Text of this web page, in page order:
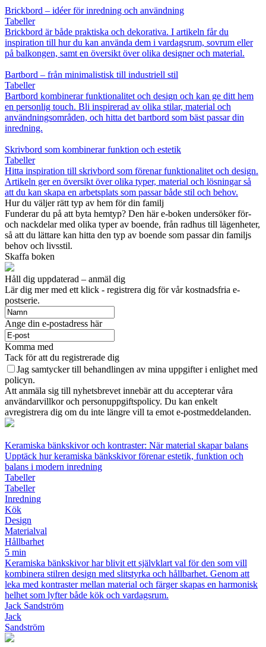
Brickbord – idéer för inredning och användning
Tabeller
Brickbord är både praktiska och dekorativa. I artikeln får du
inspiration till hur du kan använda dem i vardagsrum, sovrum eller
på balkongen, samt en översikt över olika designer och material.
Bartbord – från minimalistisk till industriell stil
Tabeller
Bartbord kombinerar funktionalitet och design och kan ge ditt hem
en personlig touch. Bli inspirerad av olika stilar, material och
användningsområden, och hitta det bartbord som bäst passar din
inredning.
Skrivbord som kombinerar funktion och estetik
Tabeller
Hitta inspiration till skrivbord som förenar funktionalitet och design.
Artikeln ger en översikt över olika typer, material och lösningar så
att du kan skapa en arbetsplats som passar både stil och behov.
Hur du väljer rätt typ av hem för din familj
Funderar du på att byta hemtyp? Den här e-boken undersöker för-
och nackdelar med olika typer av boende, från radhus till lägenheter,
så att du lättare kan hitta den typ av boende som passar din familjs
behov och livsstil.
Skaffa boken
Håll dig uppdaterad – anmäl dig
Lär dig mer med ett klick - registrera dig för vår kostnadsfria e-
postserie.
Ange din e-postadress här
Komma med
Tack för att du registrerade dig
Jag samtycker till behandlingen av mina uppgifter i enlighet med
policyn.
Att anmäla sig till nyhetsbrevet innebär att du accepterar våra
användarvillkor och personuppgiftspolicy. Du kan enkelt
avregistrera dig om du inte längre vill ta emot e-postmeddelanden.
Keramiska bänkskivor och kontraster: När material skapar balans
Upptäck hur keramiska bänkskivor förenar estetik, funktion och
balans i modern inredning
Tabeller
Tabeller
Inredning
Kök
Design
Materialval
Hållbarhet
5 min
Keramiska bänkskivor har blivit ett självklart val för den som vill
kombinera stilren design med slitstyrka och hållbarhet. Genom att
leka med kontraster mellan material och färger skapas en harmonisk
helhet som lyfter både kök och vardagsrum.
Jack Sandström
Jack
Sandström